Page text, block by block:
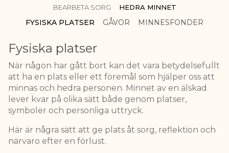
BEARBETA SORG HEDRA MINNET
FYSISKA PLATSER GÅVOR MINNESFONDER
Fysiska platser
När någon har gått bort kan det vara betydelsefullt
att ha en plats eller ett föremål som hjälper oss att
minnas och hedra personen. Minnet av en älskad
lever kvar på olika sätt både genom platser,
symboler och personliga uttryck.
Här är några sätt att ge plats åt sorg, reflektion och
närvaro efter en förlust.